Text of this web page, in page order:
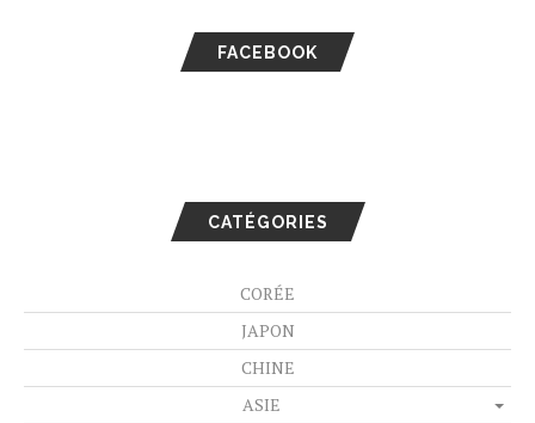
FACEBOOK
CATÉGORIES
CORÉE
JAPON
CHINE
ASIE